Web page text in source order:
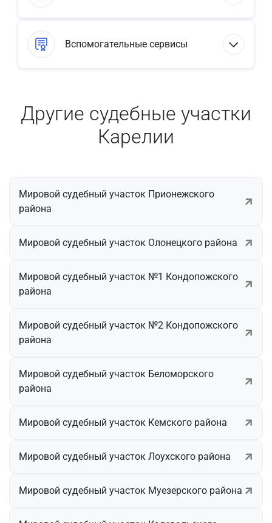
Вспомогательные сервисы
Другие судебные участки
Карелии
Мировой судебный участок Прионежского
района
Мировой судебный участок Олонецкого района
Мировой судебный участок №1 Кондопожского
района
Мировой судебный участок №2 Кондопожского
района
Мировой судебный участок Беломорского
района
Мировой судебный участок Кемского района
Мировой судебный участок Лоухского района
Мировой судебный участок Муезерского района